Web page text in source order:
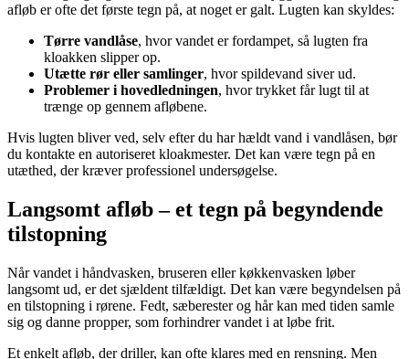
afløb er ofte det første tegn på, at noget er galt. Lugten kan skyldes:
Tørre vandlåse, hvor vandet er fordampet, så lugten fra
kloakken slipper op.
Utætte rør eller samlinger, hvor spildevand siver ud.
Problemer i hovedledningen, hvor trykket får lugt til at
trænge op gennem afløbene.
Hvis lugten bliver ved, selv efter du har hældt vand i vandlåsen, bør
du kontakte en autoriseret kloakmester. Det kan være tegn på en
utæthed, der kræver professionel undersøgelse.
Langsomt afløb – et tegn på begyndende
tilstopning
Når vandet i håndvasken, bruseren eller køkkenvasken løber
langsomt ud, er det sjældent tilfældigt. Det kan være begyndelsen på
en tilstopning i rørene. Fedt, sæberester og hår kan med tiden samle
sig og danne propper, som forhindrer vandet i at løbe frit.
Et enkelt afløb, der driller, kan ofte klares med en rensning. Men